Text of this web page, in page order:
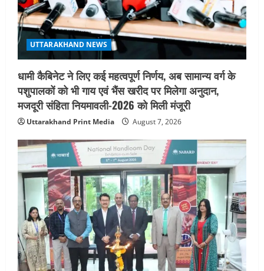
5
UTTARAKHAND NEWS
मिस उत्तराखंड 2026 के सब-कॉन्टेस्ट ‘मिस
ब्यूटीफुल आइज़’ एवं ‘मिस ब्यूटीफुल हेयर’ का
आयोजन
August 5, 2026
UTTARAKHAND NEWS
धामी कैबिनेट ने लिए कई महत्वपूर्ण निर्णय, अब सामान्य वर्ग के
पशुपालकों को भी गाय एवं भैंस खरीद पर मिलेगा अनुदान,
मजदूरी संहिता नियमावली-2026 को मिली मंजूरी
Uttarakhand Print Media August 7, 2026